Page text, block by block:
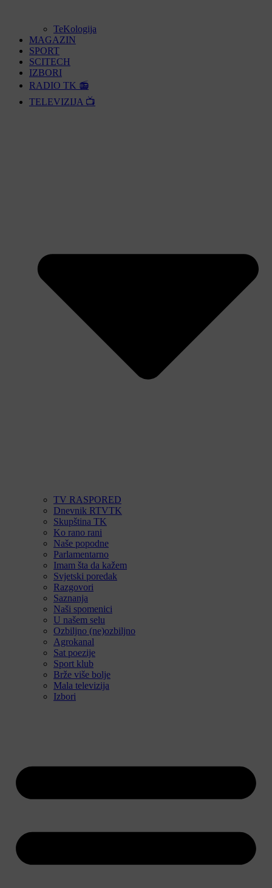
TeKologija
MAGAZIN
SPORT
SCITECH
IZBORI
RADIO TK 📻
TELEVIZIJA 📺
TV RASPORED
Dnevnik RTVTK
Skupština TK
Ko rano rani
Naše popodne
Parlamentarno
Imam šta da kažem
Svjetski poredak
Razgovori
Saznanja
Naši spomenici
U našem selu
Ozbiljno (ne)ozbiljno
Agrokanal
Sat poezije
Sport klub
Brže više bolje
Mala televizija
Izbori